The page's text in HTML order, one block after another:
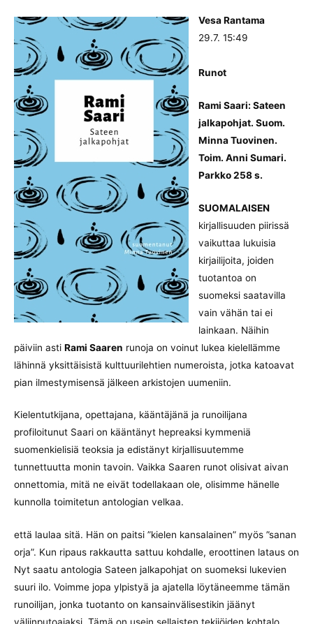
Vesa Rantama
29.7. 15:49
Runot
Rami Saari: Sateen
jalkapohjat. Suom.
Minna Tuovinen.
Toim. Anni Sumari.
Parkko 258 s.
SUOMALAISEN
kirjallisuuden piirissä
vaikuttaa lukuisia
kirjailijoita, joiden
tuotantoa on
suomeksi saatavilla
vain vähän tai ei
lainkaan. Näihin
päiviin asti Rami Saaren runoja on voinut lukea kielellämme
lähinnä yksittäisistä kulttuurilehtien numeroista, jotka katoavat
pian ilmestymisensä jälkeen arkistojen uumeniin.
Kielentutkijana, opettajana, kääntäjänä ja runoilijana
profiloitunut Saari on kääntänyt hepreaksi kymmeniä
suomenkielisiä teoksia ja edistänyt kirjallisuutemme
tunnettuutta monin tavoin. Vaikka Saaren runot olisivat aivan
onnettomia, mitä ne eivät todellakaan ole, olisimme hänelle
kunnolla toimitetun antologian velkaa.
että laulaa sitä. Hän on paitsi ”kielen kansalainen” myös ”sanan
orja”. Kun ripaus rakkautta sattuu kohdalle, eroottinen lataus on
Nyt saatu antologia Sateen jalkapohjat on suomeksi lukevien
suuri ilo. Voimme jopa ylpistyä ja ajatella löytäneemme tämän
runoilijan, jonka tuotanto on kansainvälisestikin jäänyt